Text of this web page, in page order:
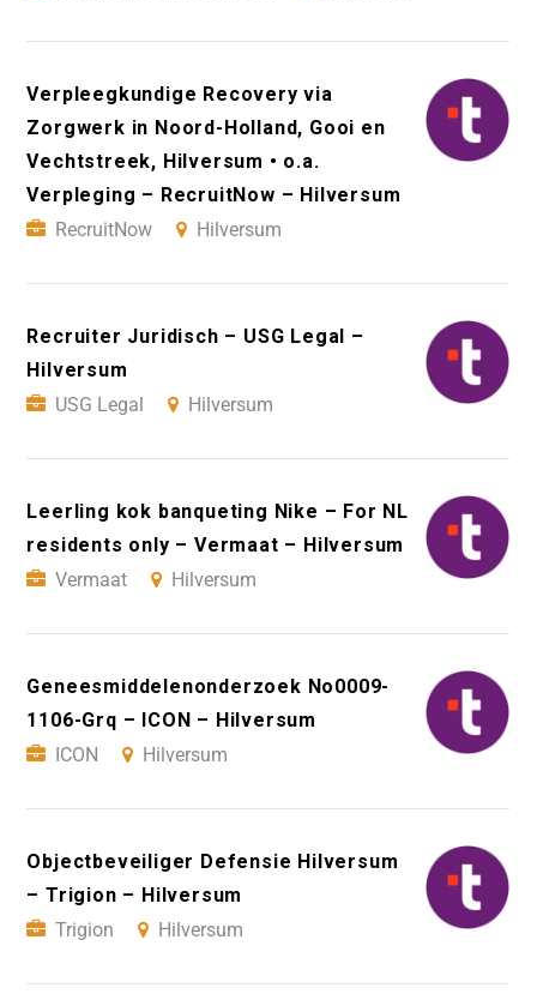
Verpleegkundige Recovery via
Zorgwerk in Noord-Holland, Gooi en
Vechtstreek, Hilversum • o.a.
Verpleging – RecruitNow – Hilversum
RecruitNow
Hilversum
Recruiter Juridisch – USG Legal –
Hilversum
USG Legal
Hilversum
Leerling kok banqueting Nike – For NL
residents only – Vermaat – Hilversum
Vermaat
Hilversum
Geneesmiddelenonderzoek No0009-
1106-Grq – ICON – Hilversum
ICON
Hilversum
Objectbeveiliger Defensie Hilversum
– Trigion – Hilversum
Trigion
Hilversum